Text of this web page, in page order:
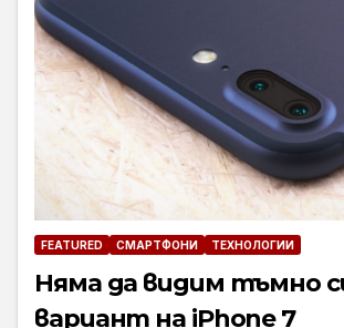
FEATURED СМАРТФОНИ ТЕХНОЛОГИИ
Няма да видим тъмно
вариант на iPhone 7